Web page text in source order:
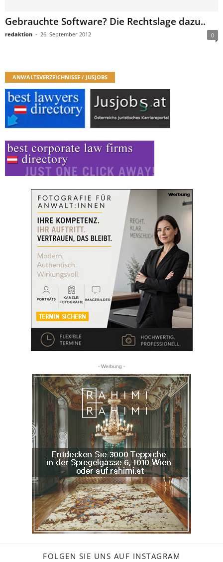
Gebrauchte Software? Die Rechtslage dazu..
redaktion - 26. September 2012 0
ANWALTSVERZEICHNISSE / JUSJOBS
- Werbung -
FOLGEN SIE UNS AUF INSTAGRAM